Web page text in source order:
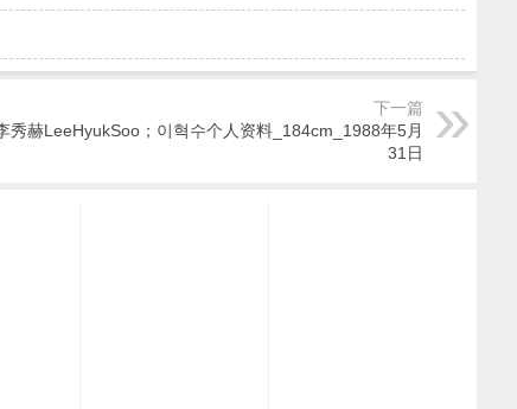
下一篇
秀赫LeeHyukSoo；이혁수个人资料_184cm_1988年5月
31日